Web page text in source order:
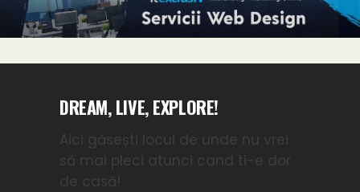
DREAM, LIVE, EXPLORE!
Aici găsești locul de unde nu vrei
să mai pleci atunci cand ti-e dor
de casă!